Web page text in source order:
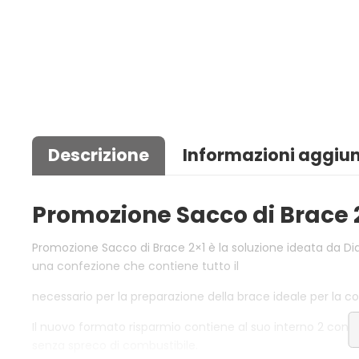
Descrizione Informazioni
Promozione Sacco di Brace
Promozione Sacco di Brace 2×1 è la soluzione ideata da
una confezione che contiene tutto il
necessario per la preparazione della brace ideale per la
Il nuovo formato risparmio contiene al suo interno 2